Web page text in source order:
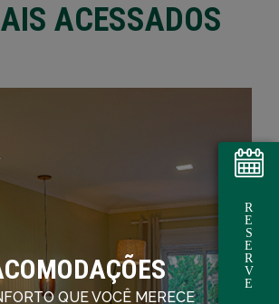
ACESSADOS
QUE VOCÊ MERECE
R
E
S
E
R
V
E